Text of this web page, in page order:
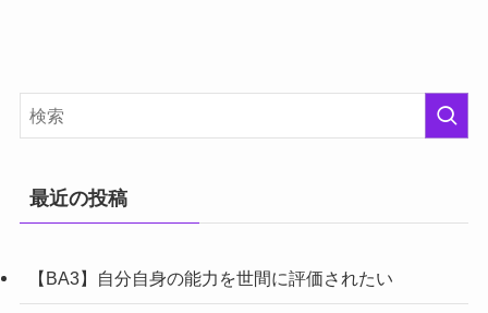
最近の投稿
【BA3】自分自身の能力を世間に評価されたい